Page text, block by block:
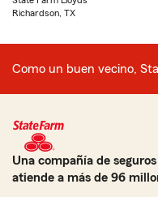
Richardson, TX
Como un buen vecino,
Una compañía de
atiende a más de 96